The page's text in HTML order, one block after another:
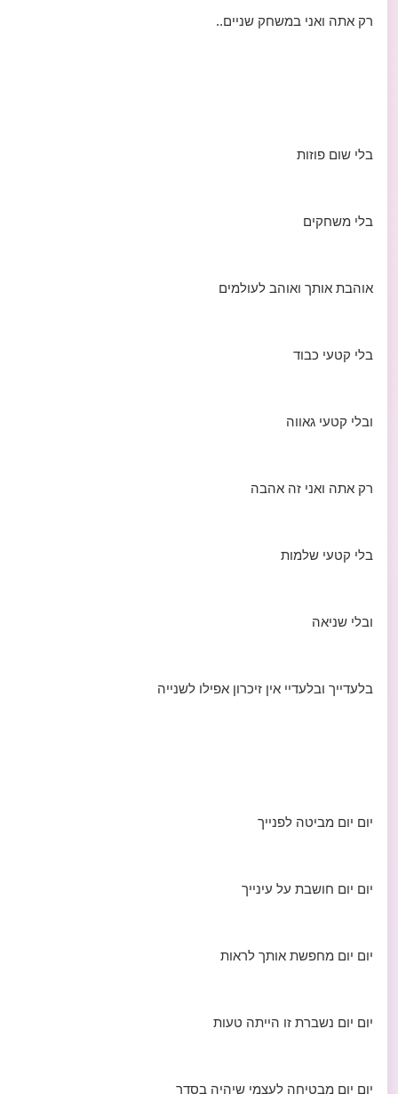
רק אתה ואני במשחק שניים..
בלי שום פוזות
בלי משחקים
אוהבת אותך ואוהב לעולמים
בלי קטעי כבוד
ובלי קטעי גאווה
רק אתה ואני זה אהבה
בלי קטעי שלמות
ובלי שניאה
בלעדייך ובלעדיי אין זיכרון אפילו לשנייה
יום יום מביטה לפנייך
יום יום חושבת על עינייך
יום יום מחפשת אותך לראות
יום יום נשברת זו הייתה טעות
יום יום מבטיחה לעצמי שיהיה בסדר